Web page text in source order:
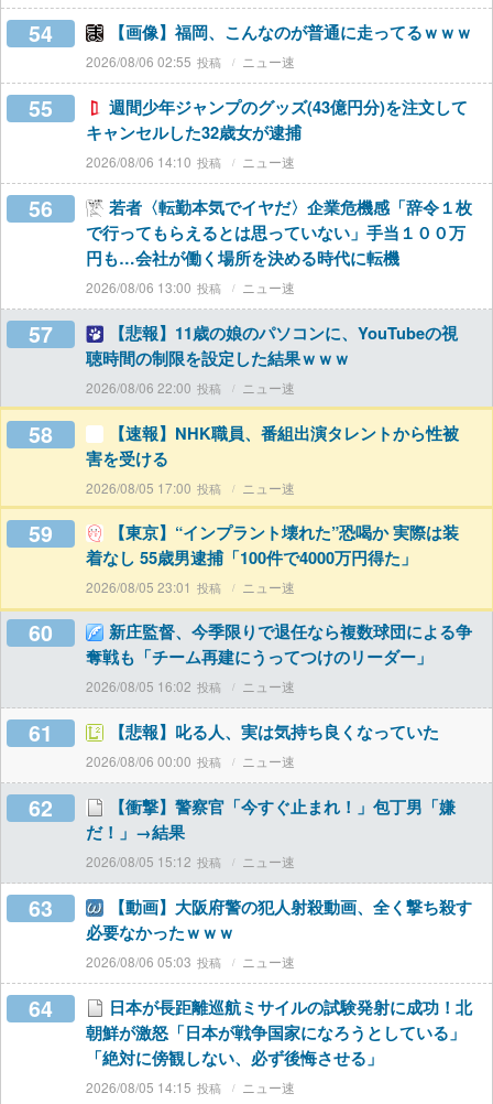
54 【画像】福岡、こんなのが普通に走ってるｗｗｗ
2026/08/06 02:55 ニュー速
55
週間少年ジャンプのグッズ(43億円分)を注文して
キャンセルした32歳女が逮捕
2026/08/06 14:10 ニュー速
56
若者〈転勤本気でイヤだ〉企業危機感「辞令１枚
で行ってもらえるとは思っていない」手当１００万
円も…会社が働く場所を決める時代に転機
2026/08/06 13:00 ニュー速
57
【悲報】11歳の娘のパソコンに、YouTubeの視
聴時間の制限を設定した結果ｗｗｗ
2026/08/06 22:00 ニュー速
58
【速報】NHK職員、番組出演タレントから性被
害を受ける
2026/08/05 17:00 ニュー速
59
【東京】“インプラント壊れた”恐喝か 実際は装
着なし 55歳男逮捕「100件で4000万円得た」
2026/08/05 23:01 ニュー速
60
新庄監督、今季限りで退任なら複数球団による争
奪戦も「チーム再建にうってつけのリーダー」
2026/08/05 16:02 ニュー速
61 【悲報】叱る人、実は気持ち良くなっていた
2026/08/06 00:00 ニュー速
62
【衝撃】警察官「今すぐ止まれ！」包丁男「嫌
だ！」→結果
2026/08/05 15:12 ニュー速
63
【動画】大阪府警の犯人射殺動画、全く撃ち殺す
必要なかったｗｗｗ
2026/08/06 05:03 ニュー速
64
日本が長距離巡航ミサイルの試験発射に成功！北
朝鮮が激怒「日本が戦争国家になろうとしている」
「絶対に傍観しない、必ず後悔させる」
2026/08/05 14:15 ニュー速